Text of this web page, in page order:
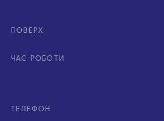
ПОВЕРХ
ЧАС РОБОТИ
ТЕЛЕФОН